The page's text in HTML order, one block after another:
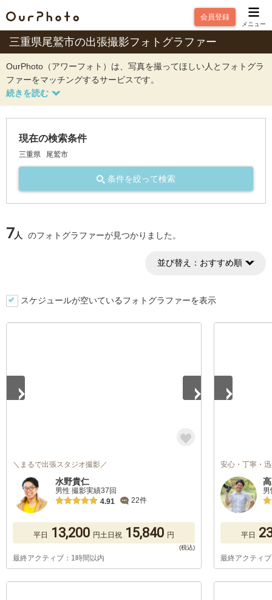
会員登録
メニュー
三重県尾鷲市の出張撮影フォトグラファー
OurPhoto（アワーフォト）は、写真を撮ってほしい人とフォトグラ
ファーをマッチングするサービスです。
現在の検索条件
三重県 尾鷲市
条件を絞って検索
7人 のフォトグラファーが見つかりました。
並び替え： おすすめ順
スケジュールが空いているフォトグラファーを表示
＼まるで出張スタジオ撮影／
水野貴仁
男性 撮影実績37回
4.91
22件
平日 13,200 円土日祝 15,840 円
最終アクティブ：1時間以内
安心・丁寧・
平日
最終アクティ